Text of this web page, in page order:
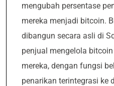
mengubah persentase
mereka menjadi bitcoin.
dibangun secara asli di
penjual mengelola
mereka, dengan fungsi
penarikan terintegrasi ke